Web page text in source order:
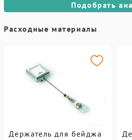
Подобрать
Расходные материалы
Держатель для бейджа